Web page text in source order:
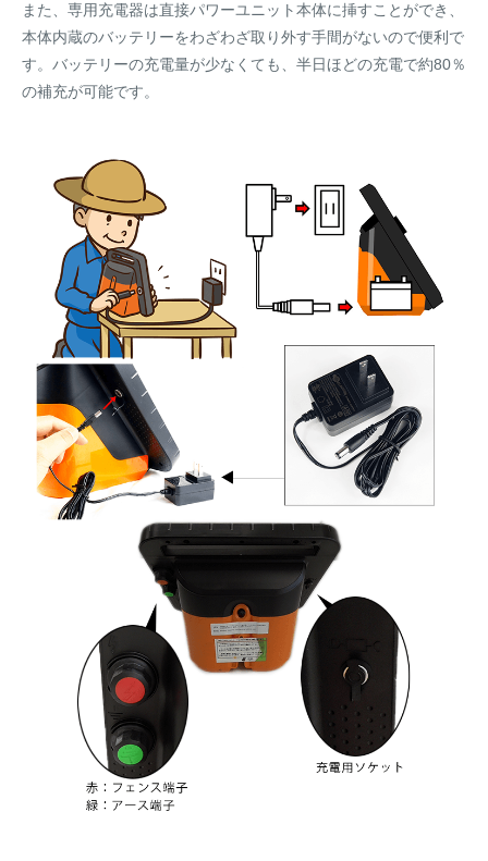
また、専用充電器は直接パワーユニット本体に挿すことができ、
本体内蔵のバッテリーをわざわざ取り外す手間がないので便利で
す。バッテリーの充電量が少なくても、半日ほどの充電で約80％
の補充が可能です。